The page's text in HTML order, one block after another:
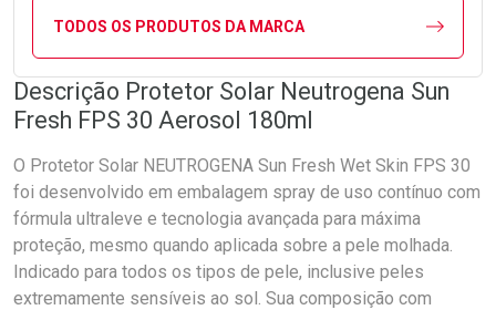
TODOS OS PRODUTOS DA MARCA
Descrição Protetor Solar Neutrogena Sun
Fresh FPS 30 Aerosol 180ml
O Protetor Solar NEUTROGENA Sun Fresh Wet Skin FPS 30
foi desenvolvido em embalagem spray de uso contínuo com
fórmula ultraleve e tecnologia avançada para máxima
proteção, mesmo quando aplicada sobre a pele molhada.
Indicado para todos os tipos de pele, inclusive peles
extremamente sensíveis ao sol. Sua composição com